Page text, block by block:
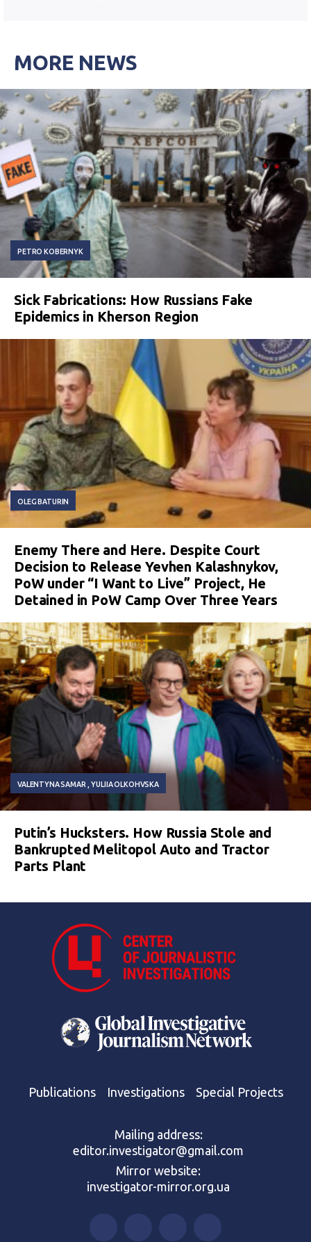
MORE NEWS
PETRO KOBERNYK
Sick Fabrications: How Russians Fake
Epidemics in Kherson Region
OLEG BATURIN
Enemy There and Here. Despite Court
Decision to Release Yevhen Kalashnykov,
PoW under “I Want to Live” Project, He
Detained in PoW Camp Over Three Years
VALENTYNA SAMAR YULIIA OLKOHVSKA
Putin’s Hucksters. How Russia Stole and
Bankrupted Melitopol Auto and Tractor
Parts Plant
Publications Investigations Special Projects
Mailing address:
editor.investigator@gmail.com
Mirror website:
investigator-mirror.org.ua